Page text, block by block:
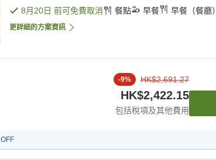
8月20日 前可免費取消 餐點 早餐 早餐（餐廳）
更詳細的方案資訊
-9% HK$2,691.27
HK$2,422.15
包括稅項及其他費用
OFF